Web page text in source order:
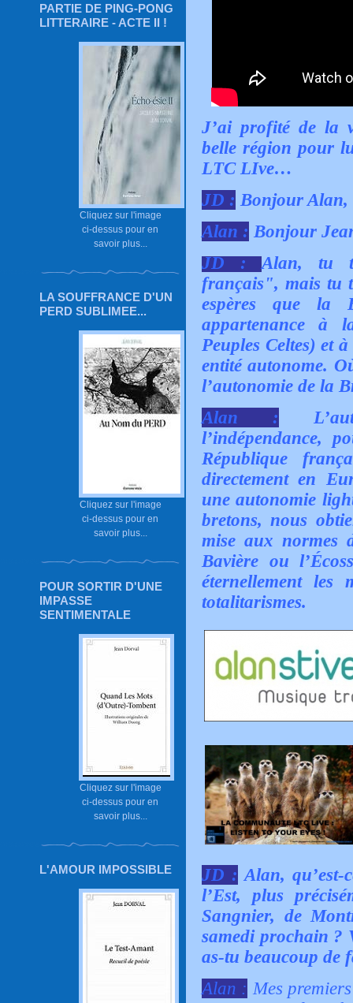
PARTIE DE PING-PONG
LITTERAIRE - ACTE II !
Cliquez sur l'image
ci-dessus pour en
savoir plus...
LA SOUFFRANCE D'UN
PERD SUBLIMEE...
Cliquez sur l'image
ci-dessus pour en
savoir plus...
POUR SORTIR D'UNE
IMPASSE
SENTIMENTALE
Cliquez sur l'image
ci-dessus pour en
savoir plus...
L'AMOUR IMPOSSIBLE
J’ai profité de la
belle région pour
LTC LIve…
JD : Bonjour Alan,
Alan : Bonjour
JD :Alan, tu
français", mais tu
espères que la
appartenance à
Peuples Celtes) et
entité autonome.
l’autonomie de la
Alan :
l’indépendance,
République
directement en
une autonomie
bretons, nous
mise aux normes
Bavière ou
éternellement les
totalitarismes.
JD : Alan, qu’est-
l’Est, plus
Sangnier, de
samedi prochain ?
as-tu beaucoup de
Alan : Mes